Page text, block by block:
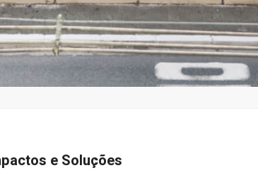
e Soluções